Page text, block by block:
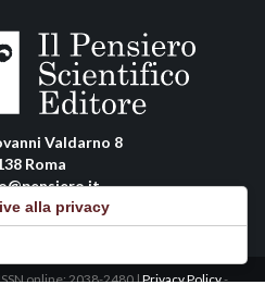
Valdarno 8
Roma
online: 2038-2480 |Privacy Policy-
alla privacy